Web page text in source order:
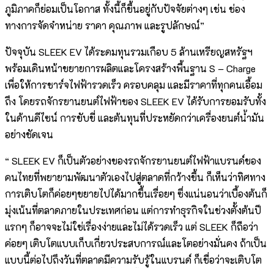
ภูมิภาคก็ย่อมเป็นโอกาส ทั้งนี้ก็ขึ้นอยู่กับปัจจัยต่างๆ เช่น ช่อง
ทางการจัดจำหน่าย ราคา คุณภาพ และรูปลักษณ์”
ปัจจุบัน SLEEK EV ได้ระดมทุนรวมเกือบ 5 ล้านเหรียญสหรัฐฯ
พร้อมเดินหน้าขยายการผลิตและโครงสร้างพื้นฐาน S – Charge
เพื่อให้การชาร์จไฟฟ้ารวดเร็ว ครอบคลุม และมีราคาที่ทุกคนเอื้อม
ถึง โดยรถจักรยานยนต์ไฟฟ้าของ SLEEK EV ได้รับการยอมรับทั้ง
ในด้านดีไซน์ การขับขี่ และต้นทุนที่ประหยัดกว่าเครื่องยนต์น้ำมัน
อย่างชัดเจน
“ SLEEK EV ก็เป็นตัวอย่างของรถจักรยานยนต์ไฟฟ้าแบรนด์ของ
คนไทยที่พยายามพัฒนาตัวเองไปสู่ตลาดที่กว้างขึ้น ก็เห็นว่าทิศทาง
การเติบโตก็ค่อยๆขยายไปได้มากขึ้นเรื่อยๆ ซึ่งแน่นอนว่าเบื้องต้นก็
มุ่งเน้นที่ตลาดภายในประเทศก่อน แต่การทำธุรกิจในช่วงตั้งต้นปี
แรกๆ ก็อาจจะไม่ใช่เรื่องง่ายและไม่ได้รวดเร็ว แต่ SLEEK ก็ถือว่า
ค่อยๆ เติบโตแบบเก็บเกี่ยวประสบการณ์และโตอย่างมั่นคง ถ้าเป็น
แบบนี้ต่อไปถึงวันที่ตลาดมีความรับรู้ในแบรนด์ ก็เชื่อว่าจะเติบโต